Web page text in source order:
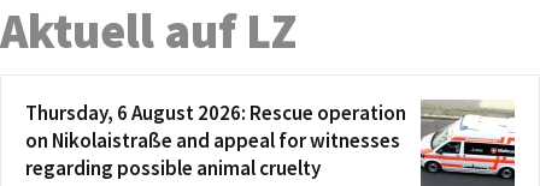
Aktuell auf LZ
Thursday, 6 August 2026: Rescue operation
on Nikolaistraße and appeal for witnesses
regarding possible animal cruelty